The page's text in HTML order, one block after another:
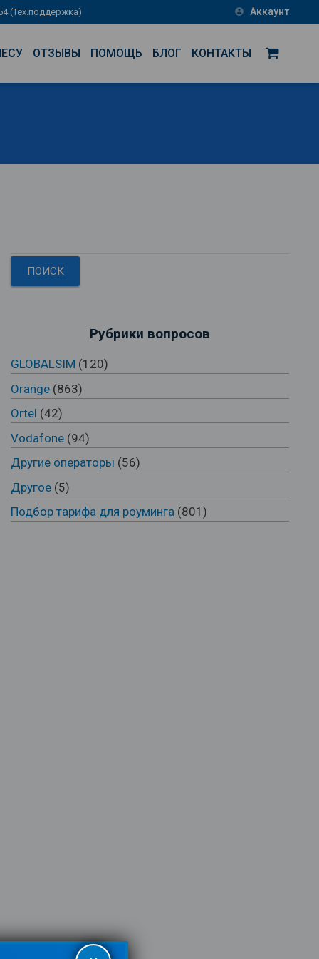
(Тех.поддержка) account_circle Аккаунт
ОТЗЫВЫ ПОМОЩЬ БЛОГ КОНТАКТЫ
Рубрики вопросов
GLOBALSIM (120)
Orange (863)
Ortel (42)
Vodafone (94)
Другие операторы (56)
Другое (5)
Подбор тарифа для роуминга (801)